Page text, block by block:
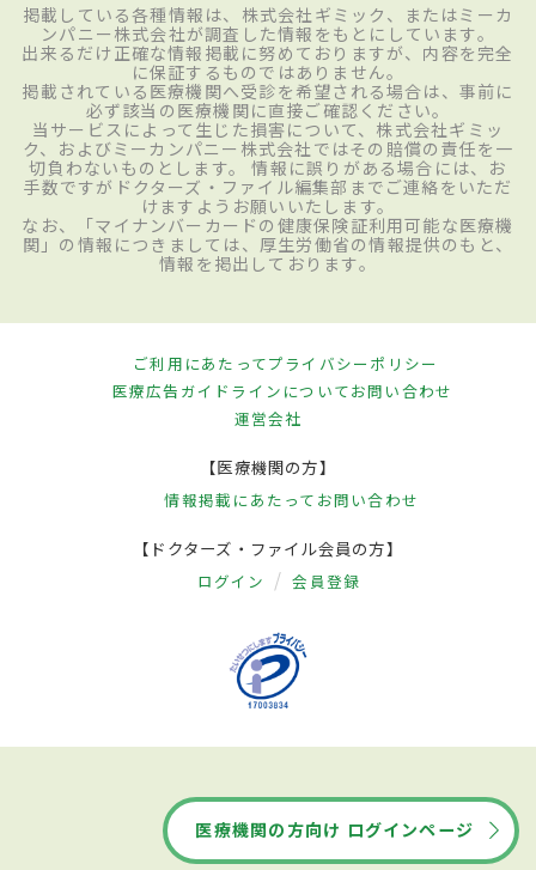
掲載している各種情報は、株式会社ギミック、またはミーカ
ンパニー株式会社が調査した情報をもとにしています。
出来るだけ正確な情報掲載に努めておりますが、内容を完全
に保証するものではありません。
掲載されている医療機関へ受診を希望される場合は、事前に
必ず該当の医療機関に直接ご確認ください。
当サービスによって生じた損害について、株式会社ギミッ
ク、およびミーカンパニー株式会社ではその賠償の責任を一
切負わないものとします。 情報に誤りがある場合には、お
手数ですがドクターズ・ファイル編集部までご連絡をいただ
けますようお願いいたします。
なお、「マイナンバーカードの健康保険証利用可能な医療機
関」の情報につきましては、厚生労働省の情報提供のもと、
情報を掲出しております。
ご利用にあたってプライバシーポリシー
医療広告ガイドラインについてお問い合わせ
運営会社
【医療機関の方】
情報掲載にあたって お問い合わせ
【ドクターズ・ファイル会員の方】
ログイン 会員登録
医療機関の方向け ログインページ